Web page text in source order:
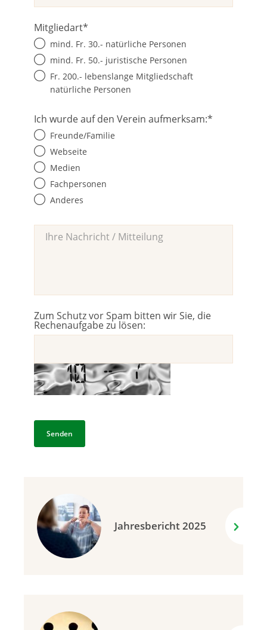
Mitgliedart*
mind. Fr. 30.- natürliche Personen
mind. Fr. 50.- juristische Personen
Fr. 200.- lebenslange Mitgliedschaft
natürliche Personen
Ich wurde auf den Verein aufmerksam:*
Freunde/Familie
Webseite
Medien
Fachpersonen
Anderes
Zum Schutz vor Spam bitten wir Sie, die
Rechenaufgabe zu lösen:
Jahresbericht 2025